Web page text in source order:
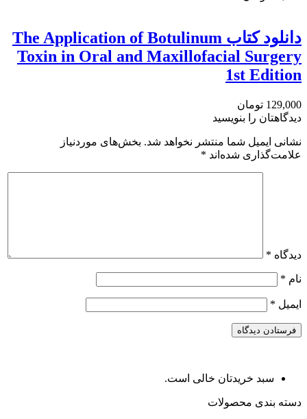
دانلود کتاب The Application of Botulinum
Toxin in Oral and Maxillofacial Surgery
1st Edition
129,000 تومان
دیدگاهتان را بنویسید
نشانی ایمیل شما منتشر نخواهد شد. بخش‌های موردنیاز
علامت‌گذاری شده‌اند *
دیدگاه *
نام *
ایمیل *
سبد خریدتان خالی است.
دسته بندی محصولات